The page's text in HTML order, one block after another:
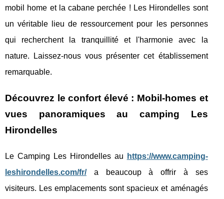
mobil home et la cabane perchée ! Les Hirondelles sont
un véritable lieu de ressourcement pour les personnes
qui recherchent la tranquillité et l'harmonie avec la
nature. Laissez-nous vous présenter cet établissement
remarquable.
Découvrez le confort élevé : Mobil-homes et
vues panoramiques au camping Les
Hirondelles
Le Camping Les Hirondelles au
https://www.camping-
leshirondelles.com/fr/a beaucoup à offrir à ses
visiteurs. Les emplacements sont spacieux et aménagés